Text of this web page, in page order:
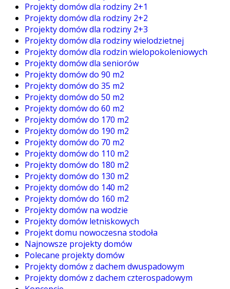
Projekty domów dla rodziny 2+1
Projekty domów dla rodziny 2+2
Projekty domów dla rodziny 2+3
Projekty domów dla rodziny wielodzietnej
Projekty domów dla rodzin wielopokoleniowych
Projekty domów dla seniorów
Projekty domów do 90 m2
Projekty domów do 35 m2
Projekty domów do 50 m2
Projekty domów do 60 m2
Projekty domów do 170 m2
Projekty domów do 190 m2
Projekty domów do 70 m2
Projekty domów do 110 m2
Projekty domów do 180 m2
Projekty domów do 130 m2
Projekty domów do 140 m2
Projekty domów do 160 m2
Projekty domów na wodzie
Projekty domów letniskowych
Projekt domu nowoczesna stodoła
Najnowsze projekty domów
Polecane projekty domów
Projekty domów z dachem dwuspadowym
Projekty domów z dachem czterospadowym